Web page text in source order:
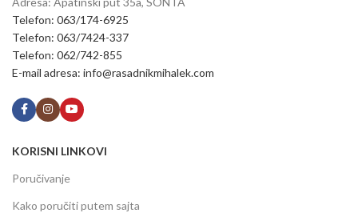
Telefon: 063/174-6925
Telefon: 063/7424-337
Telefon: 062/742-855
E-mail adresa: info@rasadnikmihalek.com
KORISNI LINKOVI
Poručivanje
Kako poručiti putem sajta